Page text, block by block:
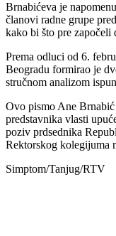
Brnabićeva je
članovi radne grupe
kako bi što pre započeli
Prema odluci od 6.
Beogradu formirao je
stručnom analizom
Ovo pismo Ane
predstavnika vlasti
poziv prdsednika
Rektorskog kolegijuma
Simptom/Tanjug/RTV